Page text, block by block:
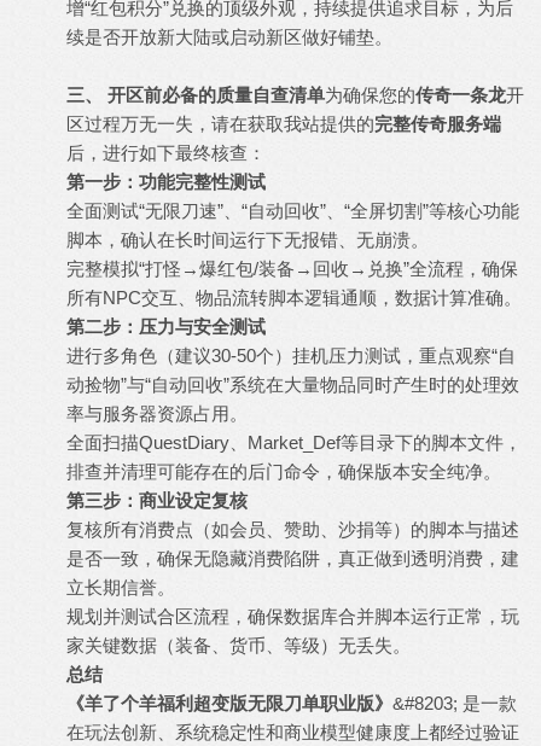
增“红包积分”兑换的顶级外观，持续提供追求目标，为后
续是否开放新大陆或启动新区做好铺垫。
三、 开区前必备的质量自查清单为确保您的传奇一条龙开
区过程万无一失，请在获取我站提供的完整传奇服务端
后，进行如下最终核查：
第一步：功能完整性测试
全面测试“无限刀速”、“自动回收”、“全屏切割”等核心功能
脚本，确认在长时间运行下无报错、无崩溃。
完整模拟“打怪→爆红包/装备→回收→兑换”全流程，确保
所有NPC交互、物品流转脚本逻辑通顺，数据计算准确。
第二步：压力与安全测试
进行多角色（建议30-50个）挂机压力测试，重点观察“自
动捡物”与“自动回收”系统在大量物品同时产生时的处理效
率与服务器资源占用。
全面扫描QuestDiary、Market_Def等目录下的脚本文件，
排查并清理可能存在的后门命令，确保版本安全纯净。
第三步：商业设定复核
复核所有消费点（如会员、赞助、沙捐等）的脚本与描述
是否一致，确保无隐藏消费陷阱，真正做到透明消费，建
立长期信誉。
规划并测试合区流程，确保数据库合并脚本运行正常，玩
家关键数据（装备、货币、等级）无丢失。
总结
《羊了个羊福利超变版无限刀单职业版》 &#8203; 是一款
在玩法创新、系统稳定性和商业模型健康度上都经过验证